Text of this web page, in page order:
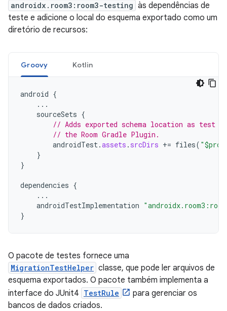
androidx.room3:room3-testing às dependências de
teste e adicione o local do esquema exportado como um
diretório de recursos:
Groovy Kotlin
android {
...
sourceSets {
// Adds exported schema location as test
// the Room Gradle Plugin.
androidTest.assets . srcDirs += files(
}
}
dependencies {
...
androidTestImplementation
}
O pacote de testes fornece uma
MigrationTestHelper classe, que pode ler arquivos de
esquema exportados. O pacote também implementa a
interface do JUnit4 TestRule
para gerenciar os
bancos de dados criados.